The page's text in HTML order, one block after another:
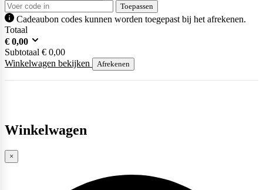
Toepassen
Cadeaubon codes kunnen worden toegepast bij het afrekenen.
Totaal
€ 0,00
Subtotaal € 0,00
Winkelwagen bekijken
Afrekenen
Winkelwagen
×